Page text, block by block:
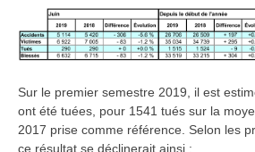
Sur le premier semestre 2019, il est
ont été tuées, pour 1541 tués sur la
2017 prise comme référence. Selon les
ce résultat se déclinerait ainsi :